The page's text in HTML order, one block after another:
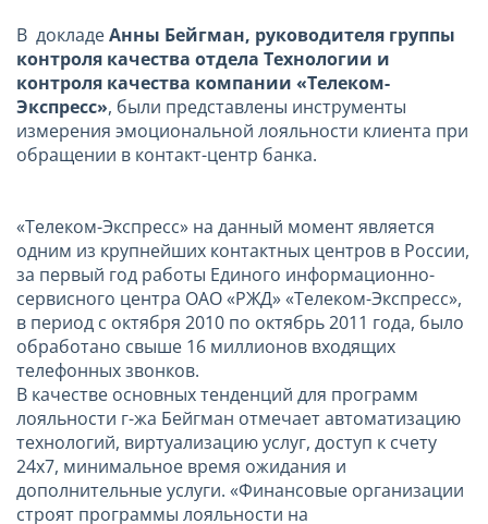
В докладеАнны Бейгман, руководителя группы
контроля качества отдела Технологии и
контроля качества компании «Телеком-
Экспресс», были представлены инструменты
измерения эмоциональной лояльности клиента при
обращении в контакт-центр банка.
«Телеком-Экспресс» на данный момент является
одним из крупнейших контактных центров в России,
за первый год работы Единого информационно-
сервисного центра ОАО «РЖД» «Телеком-Экспресс»,
в период с октября 2010 по октябрь 2011 года, было
обработано свыше 16 миллионов входящих
телефонных звонков.
В качестве основных тенденций для программ
лояльности г-жа Бейгман отмечает автоматизацию
технологий, виртуализацию услуг, доступ к счету
24х7, минимальное время ожидания и
дополнительные услуги. «Финансовые организации
строят программы лояльности на